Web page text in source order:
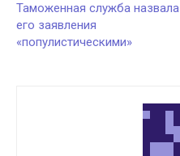
Таможенная служба назвала
его заявления
«популистическими»